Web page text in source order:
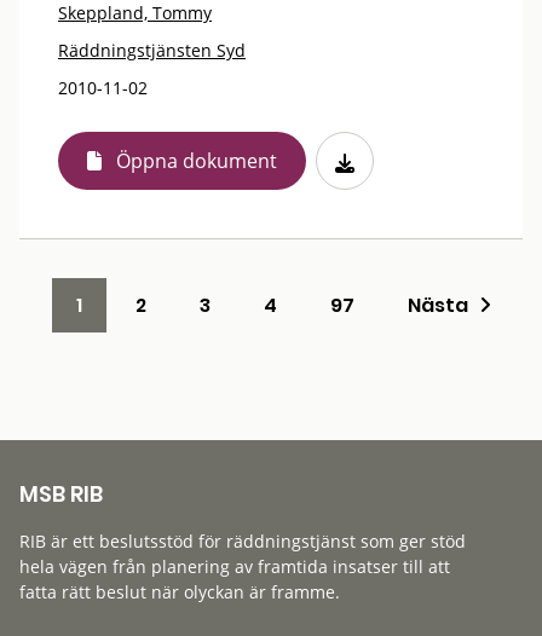
Skeppland, Tommy
Räddningstjänsten Syd
2010-11-02
Öppna dokument
1 2 3 4 97 Nästa
MSB RIB
RIB är ett beslutsstöd för räddningstjänst som ger stöd
hela vägen från planering av framtida insatser till att
fatta rätt beslut när olyckan är framme.